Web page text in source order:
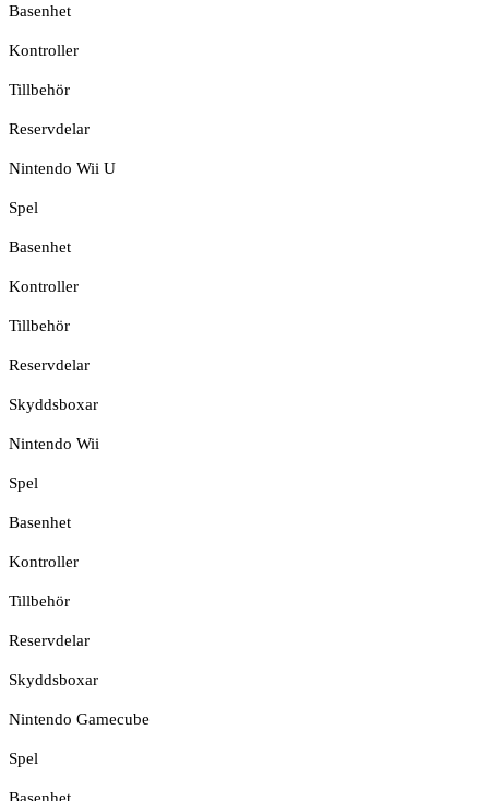
Basenhet
Kontroller
Tillbehör
Reservdelar
Nintendo Wii U
Spel
Basenhet
Kontroller
Tillbehör
Reservdelar
Skyddsboxar
Nintendo Wii
Spel
Basenhet
Kontroller
Tillbehör
Reservdelar
Skyddsboxar
Nintendo Gamecube
Spel
Basenhet